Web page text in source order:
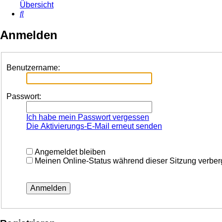
Übersicht
Suche
Anmelden
Benutzername:
Passwort:
Ich habe mein Passwort vergessen
Die Aktivierungs-E-Mail erneut senden
Angemeldet bleiben
Meinen Online-Status während dieser Sitzung